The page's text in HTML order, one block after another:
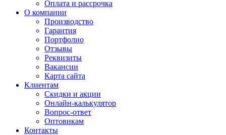
Оплата и рассрочка
О компании
Производство
Гарантия
Портфолио
Отзывы
Реквизиты
Вакансии
Карта сайта
Клиентам
Скидки и акции
Онлайн-калькулятор
Вопрос-ответ
Оптовикам
Контакты